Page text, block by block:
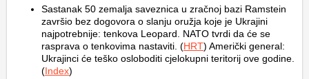
Sastanak 50 zemalja saveznica u zračnoj bazi Ramstein
završio bez dogovora o slanju oružja koje je Ukrajini
najpotrebnije: tenkova Leopard. NATO tvrdi da će se
rasprava o tenkovima nastaviti. (HRT) Američki general:
Ukrajinci će teško osloboditi cjelokupni teritorij ove godine.
(Index)